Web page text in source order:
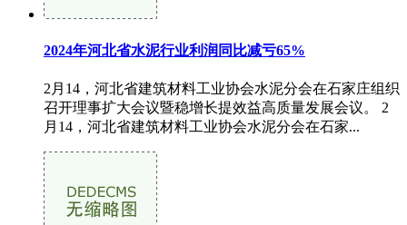
2024年河北省水泥行业利润同比减亏65%
2月14，河北省建筑材料工业协会水泥分会在石家庄组织
召开理事扩大会议暨稳增长提效益高质量发展会议。 2
月14，河北省建筑材料工业协会水泥分会在石家...